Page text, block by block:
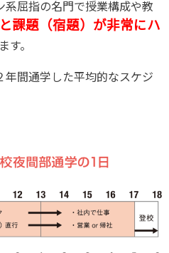
系屈指の名門で授業構成や教
課題（宿題）が非常にハ
す。
年間通学した平均的なスケジ